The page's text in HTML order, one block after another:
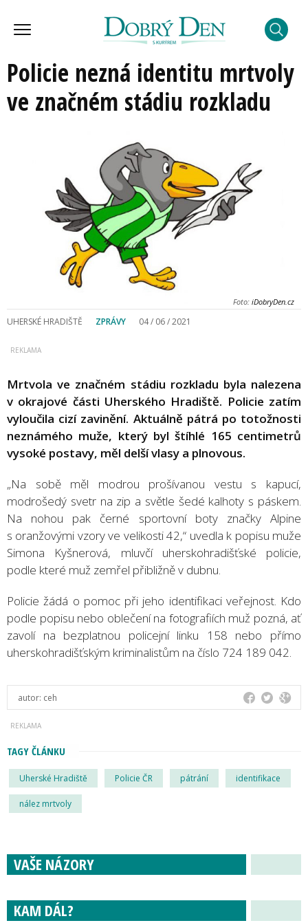
Policie nezná identitu mrtvoly
ve značném stádiu rozkladu
Foto: iDobryDen.cz
UHERSKÉ HRADIŠTĚ ZPRÁVY 04 / 06 / 2021
Mrtvola ve značném stádiu rozkladu byla nalezena
v okrajové části Uherského Hradiště. Policie zatím
vyloučila cizí zavinění. Aktuálně pátrá po totožnosti
neznámého muže, který byl štíhlé 165 centimetrů
vysoké postavy, měl delší vlasy a plnovous.
„Na sobě měl modrou prošívanou vestu s kapucí,
modrošedý svetr na zip a světle šedé kalhoty s páskem.
Na nohou pak černé sportovní boty značky Alpine
s oranžovými vzory ve velikosti 42,“ uvedla k popisu muže
Simona Kyšnerová, mluvčí uherskohradišťské policie,
podle které muž zemřel přibližně v dubnu.
Policie žádá o pomoc při jeho identifikaci veřejnost. Kdo
podle popisu nebo oblečení na fotografiích muž pozná, ať
zavolí na bezplatnou policejní linku 158 nebo přímo
uherskohradišťským kriminalistům na číslo 724 189 042.
autor: ceh
TAGY ČLÁNKU
Uherské Hradiště Policie ČR pátrání identifikace
nález mrtvoly
VAŠE NÁZORY
KAM DÁL?